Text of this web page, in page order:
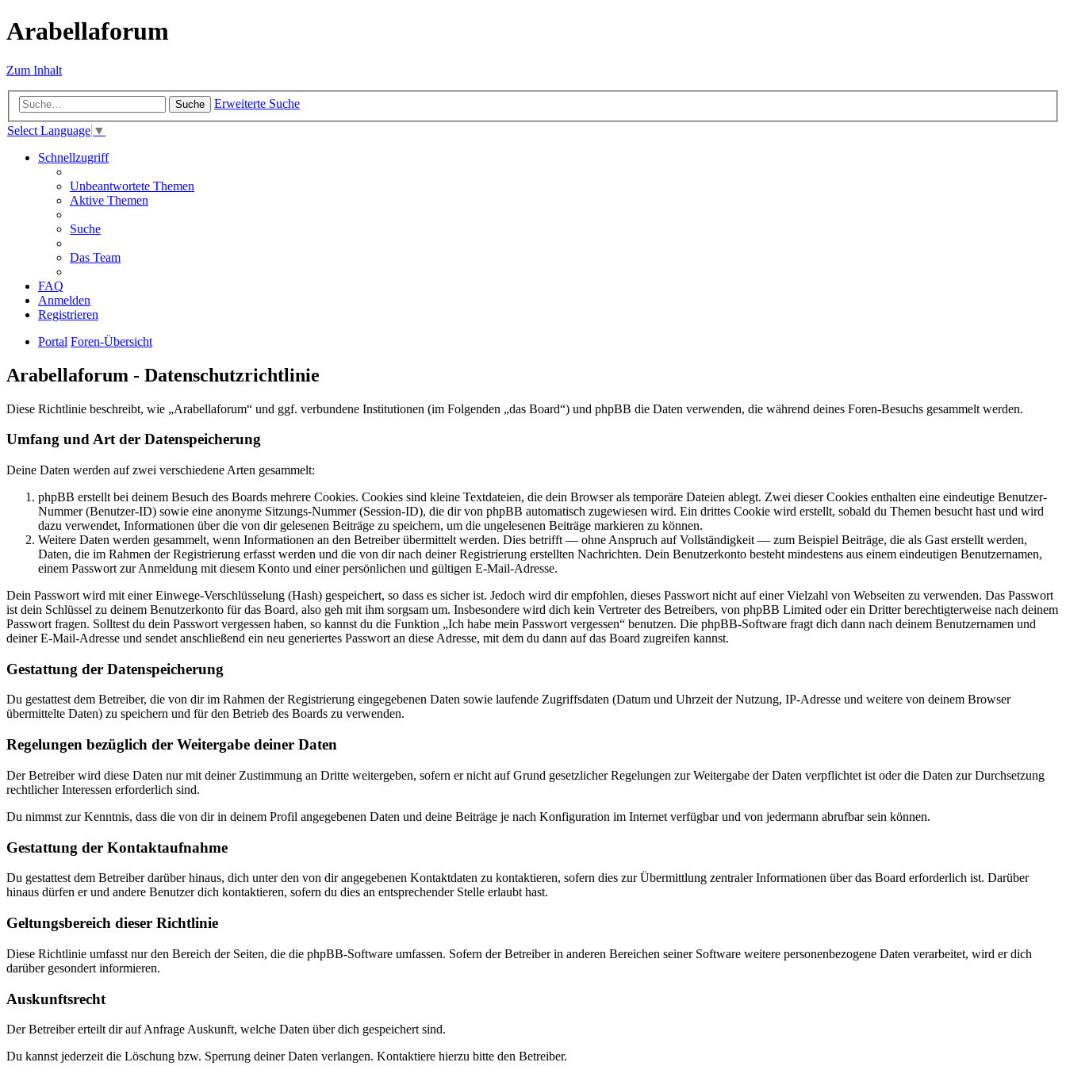
Arabellaforum
Zum Inhalt
Suche
Erweiterte Suche
Select Language ▼
Schnellzugriff
Unbeantwortete Themen
Aktive Themen
Suche
Das Team
FAQ
Anmelden
Registrieren
Portal Foren-Übersicht
Arabellaforum - Datenschutzrichtlinie
Diese Richtlinie beschreibt, wie „Arabellaforum“ und ggf. verbundene Institutionen (im Folgenden „das Board“) und phpBB die Daten verwenden, die während deines Foren-Besuchs gesammelt werden.
Umfang und Art der Datenspeicherung
Deine Daten werden auf zwei verschiedene Arten gesammelt:
phpBB erstellt bei deinem Besuch des Boards mehrere Cookies. Cookies sind kleine Textdateien, die dein Browser als temporäre Dateien ablegt. Zwei dieser Cookies enthalten eine eindeutige Benutzer-
Nummer (Benutzer-ID) sowie eine anonyme Sitzungs-Nummer (Session-ID), die dir von phpBB automatisch zugewiesen wird. Ein drittes Cookie wird erstellt, sobald du Themen besucht hast und wird
dazu verwendet, Informationen über die von dir gelesenen Beiträge zu speichern, um die ungelesenen Beiträge markieren zu können.
Weitere Daten werden gesammelt, wenn Informationen an den Betreiber übermittelt werden. Dies betrifft — ohne Anspruch auf Vollständigkeit — zum Beispiel Beiträge, die als Gast erstellt werden,
Daten, die im Rahmen der Registrierung erfasst werden und die von dir nach deiner Registrierung erstellten Nachrichten. Dein Benutzerkonto besteht mindestens aus einem eindeutigen Benutzernamen,
einem Passwort zur Anmeldung mit diesem Konto und einer persönlichen und gültigen E-Mail-Adresse.
Dein Passwort wird mit einer Einwege-Verschlüsselung (Hash) gespeichert, so dass es sicher ist. Jedoch wird dir empfohlen, dieses Passwort nicht auf einer Vielzahl von Webseiten zu verwenden. Das Passwort
ist dein Schlüssel zu deinem Benutzerkonto für das Board, also geh mit ihm sorgsam um. Insbesondere wird dich kein Vertreter des Betreibers, von phpBB Limited oder ein Dritter berechtigterweise nach deinem
Passwort fragen. Solltest du dein Passwort vergessen haben, so kannst du die Funktion „Ich habe mein Passwort vergessen“ benutzen. Die phpBB-Software fragt dich dann nach deinem Benutzernamen und
deiner E-Mail-Adresse und sendet anschließend ein neu generiertes Passwort an diese Adresse, mit dem du dann auf das Board zugreifen kannst.
Gestattung der Datenspeicherung
Du gestattest dem Betreiber, die von dir im Rahmen der Registrierung eingegebenen Daten sowie laufende Zugriffsdaten (Datum und Uhrzeit der Nutzung, IP-Adresse und weitere von deinem Browser
übermittelte Daten) zu speichern und für den Betrieb des Boards zu verwenden.
Regelungen bezüglich der Weitergabe deiner Daten
Der Betreiber wird diese Daten nur mit deiner Zustimmung an Dritte weitergeben, sofern er nicht auf Grund gesetzlicher Regelungen zur Weitergabe der Daten verpflichtet ist oder die Daten zur Durchsetzung
rechtlicher Interessen erforderlich sind.
Du nimmst zur Kenntnis, dass die von dir in deinem Profil angegebenen Daten und deine Beiträge je nach Konfiguration im Internet verfügbar und von jedermann abrufbar sein können.
Gestattung der Kontaktaufnahme
Du gestattest dem Betreiber darüber hinaus, dich unter den von dir angegebenen Kontaktdaten zu kontaktieren, sofern dies zur Übermittlung zentraler Informationen über das Board erforderlich ist. Darüber
hinaus dürfen er und andere Benutzer dich kontaktieren, sofern du dies an entsprechender Stelle erlaubt hast.
Geltungsbereich dieser Richtlinie
Diese Richtlinie umfasst nur den Bereich der Seiten, die die phpBB-Software umfassen. Sofern der Betreiber in anderen Bereichen seiner Software weitere personenbezogene Daten verarbeitet, wird er dich
darüber gesondert informieren.
Auskunftsrecht
Der Betreiber erteilt dir auf Anfrage Auskunft, welche Daten über dich gespeichert sind.
Du kannst jederzeit die Löschung bzw. Sperrung deiner Daten verlangen. Kontaktiere hierzu bitte den Betreiber.